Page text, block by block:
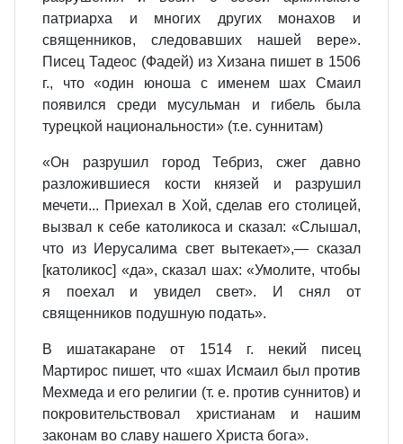
патриарха и многих других монахов и
священников, следовавших нашей вере».
Писец Тадеос (Фадей) из Хизана пишет в 1506
г., что «один юноша с именем шах Смаил
появился среди мусульман и гибель была
турецкой национальности» (т.е. суннитам)
«Он разрушил город Тебриз, сжег давно
разложившиеся кости князей и разрушил
мечети... Приехал в Хой, сделав его столицей,
вызвал к себе католикоса и сказал: «Слышал,
что из Иерусалима свет вытекает»,— сказал
[католикос] «да», сказал шах: «Умолите, чтобы
я поехал и увидел свет». И снял от
священников подушную подать».
В ишатакаране от 1514 г. некий писец
Мартирос пишет, что «шах Исмаил был против
Мехмеда и его религии (т. е. против суннитов) и
покровительствовал христианам и нашим
законам во славу нашего Христа бога».